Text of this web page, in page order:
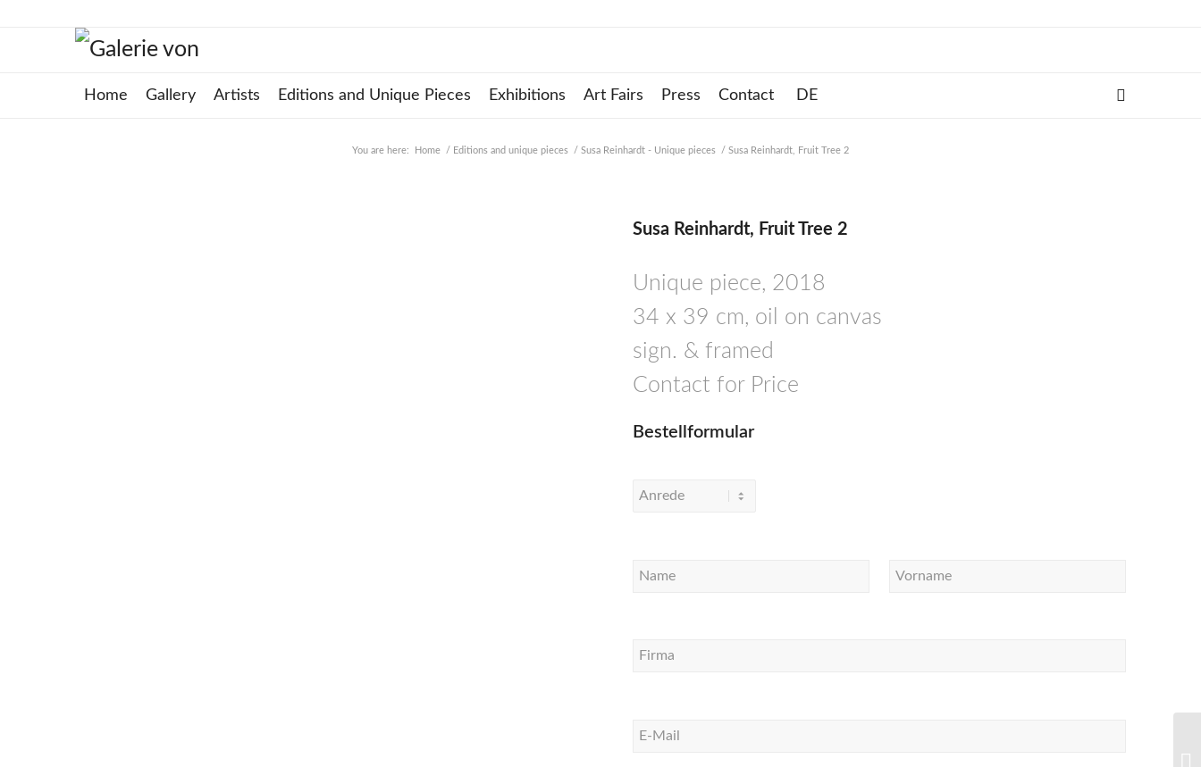
Home Gallery Artists Editions and Unique Pieces Exhibitions Art Fairs Press Contact
You are here: Home / Editions and unique pieces / Susa Reinhardt - Unique pieces / Susa Reinhardt, Fruit Tree 2
Susa Reinhardt, Fruit Tree 2
Unique piece, 2018
34 x 39 cm, oil on canvas
sign. & framed
Contact for Price
Bestellformular